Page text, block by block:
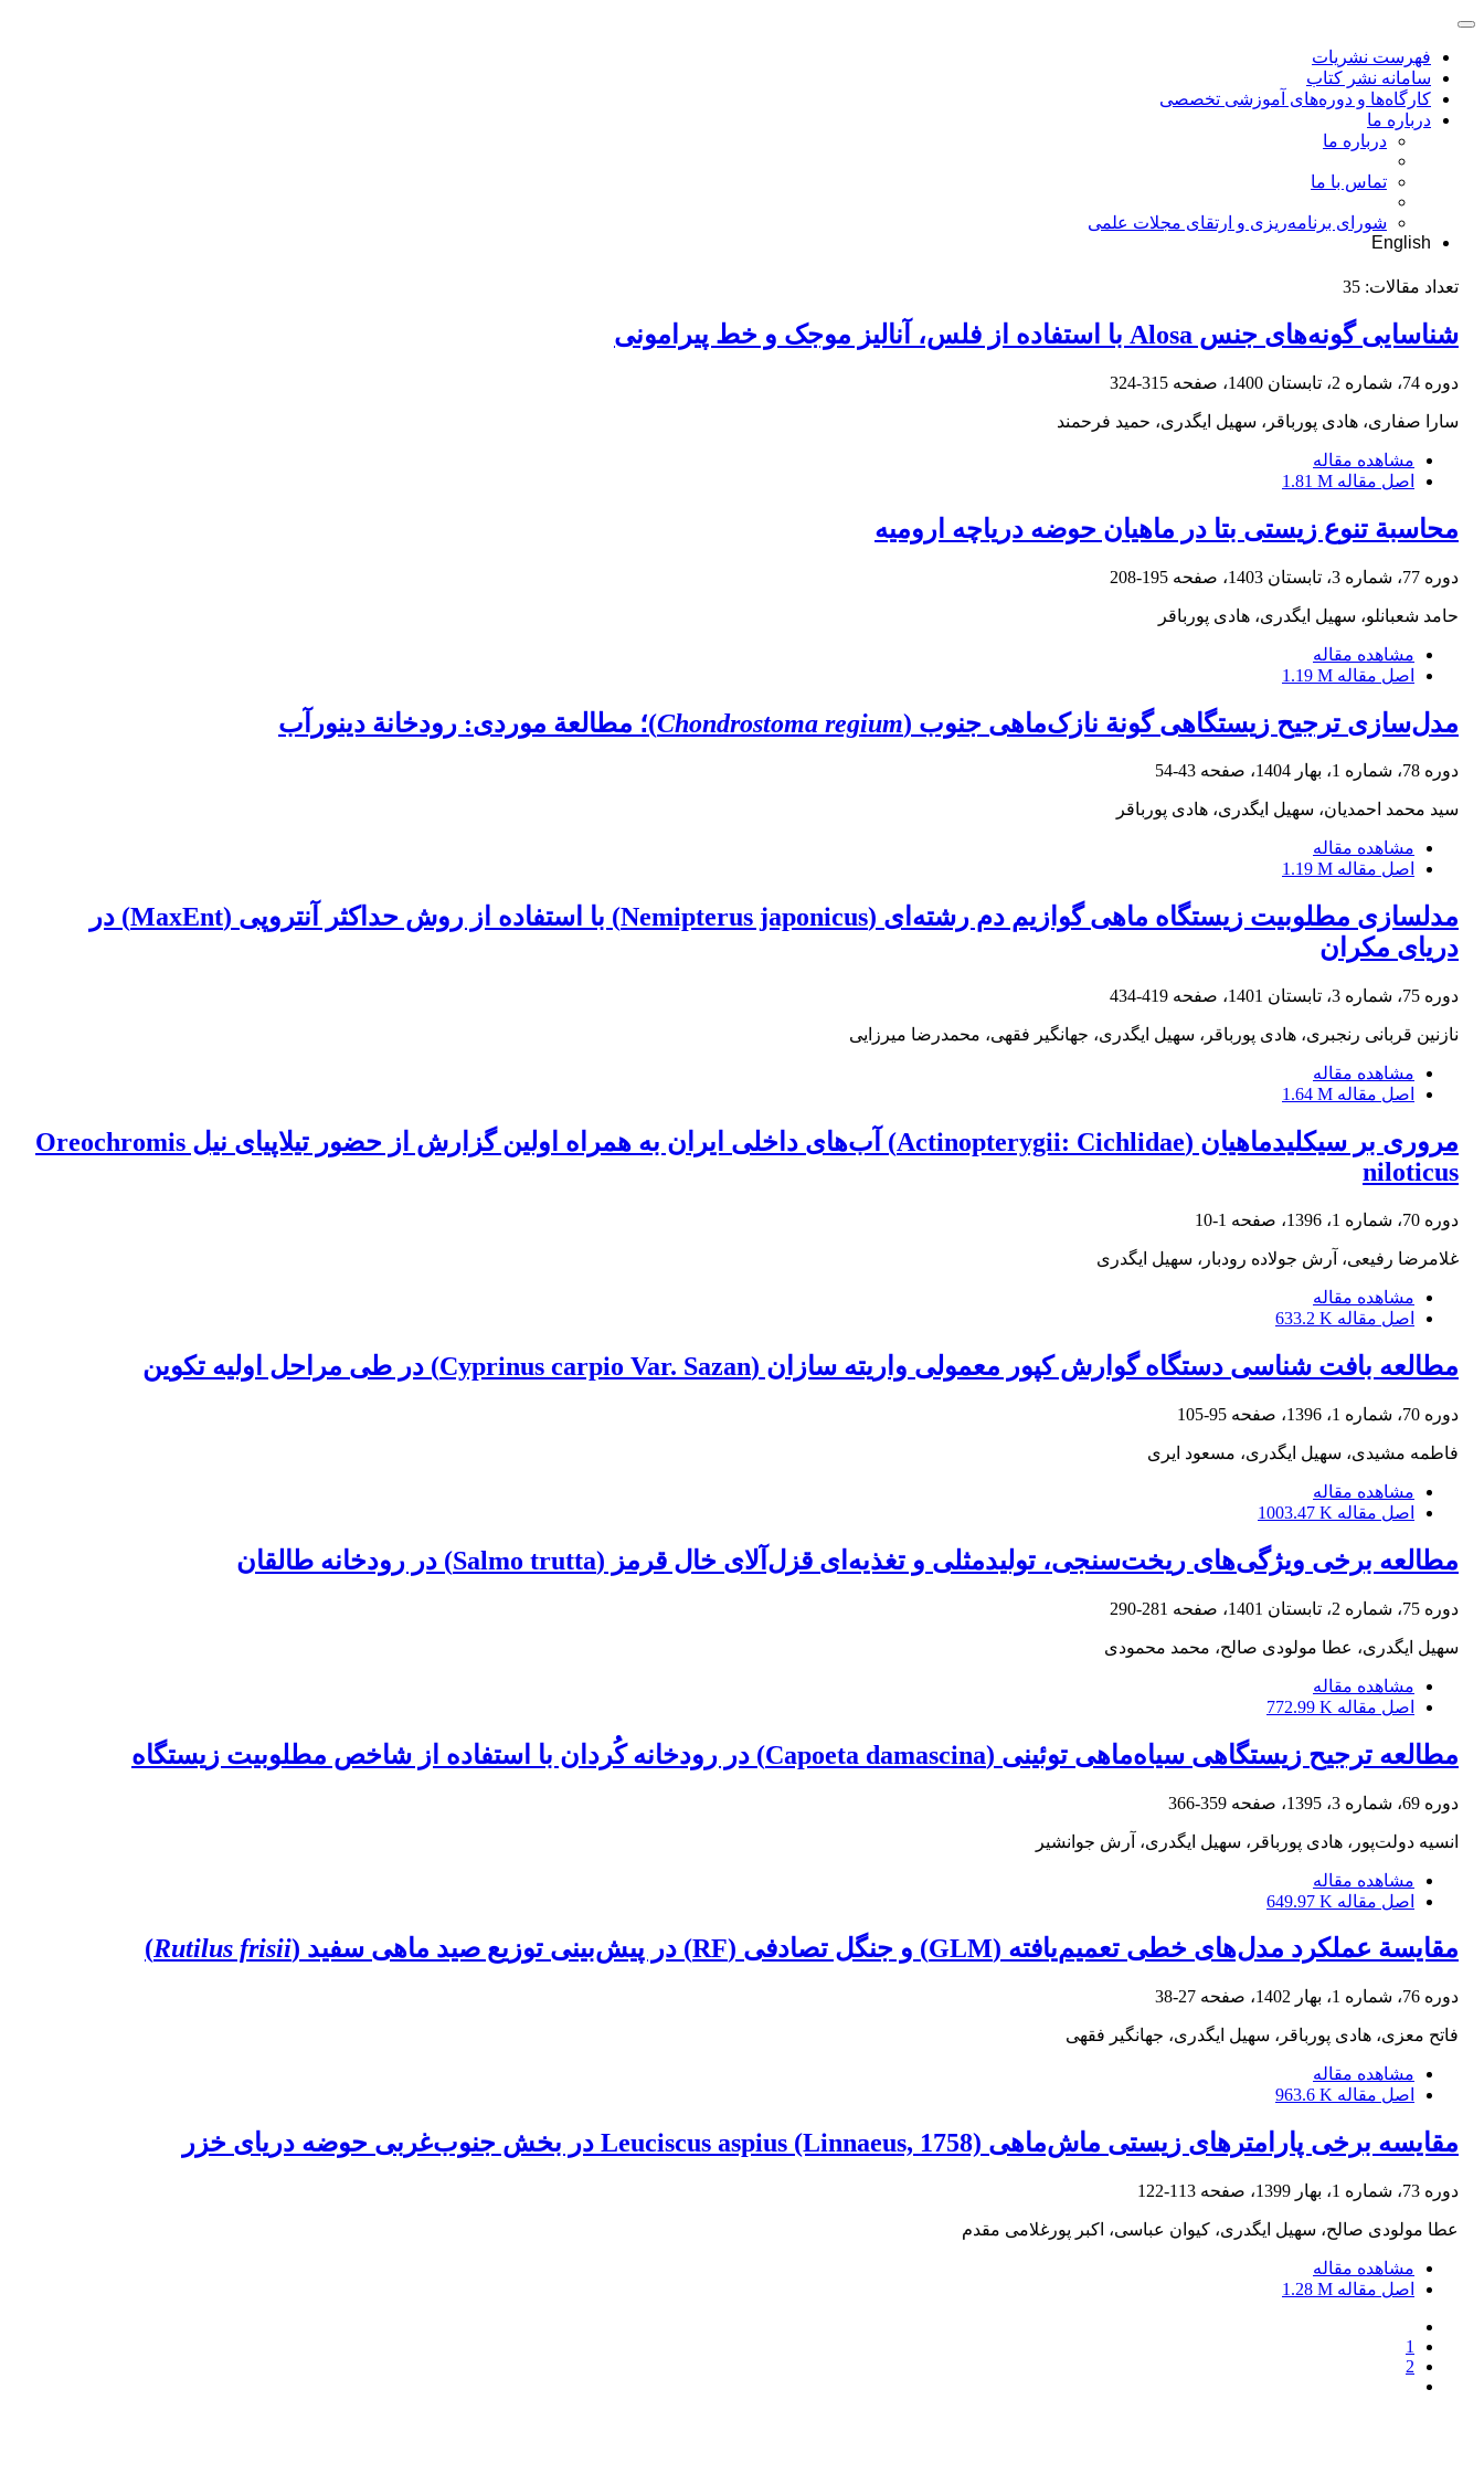
فهرست نشریات
سامانه نشر کتاب
کارگاه‌ها و دوره‌های آموزشی تخصصی
درباره ما
درباره ما
تماس با ما
شورای برنامه‌ریزی و ارتقای مجلات علمی
English
تعداد مقالات: 35
شناسایی گونه‌های جنس Alosa با استفاده از فلس، آنالیز موجک و خط پیرامونی
دوره 74، شماره 2، تابستان 1400، صفحه 315-324
سارا صفاری، هادی پورباقر، سهیل ایگدری، حمید فرحمند
مشاهده مقاله
اصل مقاله 1.81 M
محاسبة تنوع زیستی بتا در ماهیان حوضه دریاچه ارومیه
دوره 77، شماره 3، تابستان 1403، صفحه 195-208
حامد شعبانلو، سهیل ایگدری، هادی پورباقر
مشاهده مقاله
اصل مقاله 1.19 M
مدل‌سازی ترجیح زیستگاهی گونة نازک‌ماهی جنوب (Chondrostoma regium)؛ مطالعة موردی: رودخانة دینورآب
دوره 78، شماره 1، بهار 1404، صفحه 43-54
سید محمد احمدیان، سهیل ایگدری، هادی پورباقر
مشاهده مقاله
اصل مقاله 1.19 M
مدلسازی مطلوبیت زیستگاه ماهی گوازیم دم رشته‌ای (Nemipterus japonicus) با استفاده از روش حداکثر آنتروپی (MaxEnt) در
دریای مکران
دوره 75، شماره 3، تابستان 1401، صفحه 419-434
نازنین قربانی رنجبری، هادی پورباقر، سهیل ایگدری، جهانگیر فقهی، محمدرضا میرزایی
مشاهده مقاله
اصل مقاله 1.64 M
مروری بر سیکلیدماهیان (Actinopterygii: Cichlidae) آب‌های داخلی ایران به همراه اولین گزارش از حضور تیلاپیای نیل Oreochromis
niloticus
دوره 70، شماره 1، 1396، صفحه 1-10
غلامرضا رفیعی، آرش جولاده رودبار، سهیل ایگدری
مشاهده مقاله
اصل مقاله 633.2 K
مطالعه بافت شناسی دستگاه گوارش کپور معمولی واریته سازان (Cyprinus carpio Var. Sazan) در طی مراحل اولیه تکوین
دوره 70، شماره 1، 1396، صفحه 95-105
فاطمه مشیدی، سهیل ایگدری، مسعود ایری
مشاهده مقاله
اصل مقاله 1003.47 K
مطالعه برخی ویژگی‌های ریخت‌سنجی، تولیدمثلی و تغذیه‌ای قزل‌آلای خال قرمز (Salmo trutta) در رودخانه طالقان
دوره 75، شماره 2، تابستان 1401، صفحه 281-290
سهیل ایگدری، عطا مولودی صالح، محمد محمودی
مشاهده مقاله
اصل مقاله 772.99 K
مطالعه ترجیح زیستگاهی سیاه‌ماهی توئینی (Capoeta damascina) در رودخانه کُردان با استفاده از شاخص مطلوبیت زیستگاه
دوره 69، شماره 3، 1395، صفحه 359-366
انسیه دولت‌پور، هادی پورباقر، سهیل ایگدری، آرش جوانشیر
مشاهده مقاله
اصل مقاله 649.97 K
مقایسة عملکرد مدل‌های خطی تعمیم‌یافته (GLM) و جنگل تصادفی (RF) در پیش‌بینی توزیع صید ماهی سفید ( Rutilus frisii
)
دوره 76، شماره 1، بهار 1402، صفحه 27-38
فاتح معزی، هادی پورباقر، سهیل ایگدری، جهانگیر فقهی
مشاهده مقاله
اصل مقاله 963.6 K
مقایسه برخی پارامترهای زیستی ماش‌ماهی Leuciscus aspius (Linnaeus, 1758) در بخش جنوب‌غربی حوضه دریای خزر
دوره 73، شماره 1، بهار 1399، صفحه 113-122
عطا مولودی صالح، سهیل ایگدری، کیوان عباسی، اکبر پورغلامی مقدم
مشاهده مقاله
اصل مقاله 1.28 M
1
2